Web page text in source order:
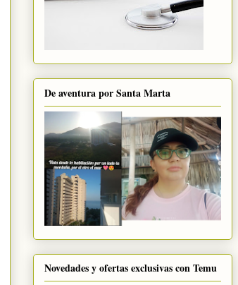
De aventura por Santa Marta
Novedades y ofertas exclusivas con Temu